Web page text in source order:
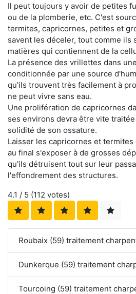
Il peut toujours y avoir de petites
ou de la plomberie, etc. C'est
termites, capricornes, petites et
savent les déceler, tout comme ils
matières qui contiennent de la
La présence des vrillettes dans
conditionnée par une source
qu'ils trouvent très facilement à
ne peut vivre sans eau.
Une prolifération de capricornes
ses environs devra être vite
solidité de son ossature.
Laisser les capricornes et
au final s'exposer à de grosses
qu'ils détruisent tout sur leur
l'effondrement des structures.
4.1 / 5 (112 votes)
Roubaix (59) traitement
Dunkerque (59) traitement
Tourcoing (59) traitement